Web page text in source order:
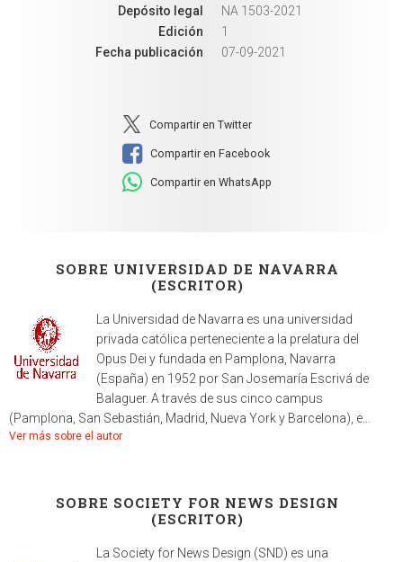
Depósito legal
NA 1503-2021
Edición
1
Fecha publicación
07-09-2021
Compartir en Twitter
Compartir en Facebook
Compartir en WhatsApp
SOBRE UNIVERSIDAD DE NAVARRA
(ESCRITOR)
La Universidad de Navarra es una universidad
privada católica perteneciente a la prelatura del
Opus Dei y fundada en Pamplona, Navarra
(España) en 1952 por San Josemaría Escrivá de
Balaguer. A través de sus cinco campus
(Pamplona, San Sebastián, Madrid, Nueva York y Barcelona), e...
Ver más sobre el autor
SOBRE SOCIETY FOR NEWS DESIGN
(ESCRITOR)
La Society for News Design (SND) es una